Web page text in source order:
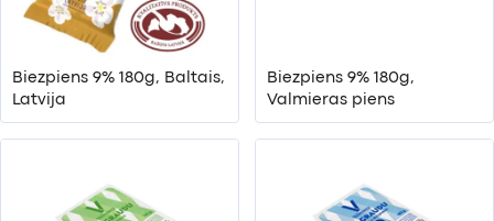
Biezpiens 9% 180g, Baltais,
Latvija
Biezpiens 9% 180g,
Valmieras piens